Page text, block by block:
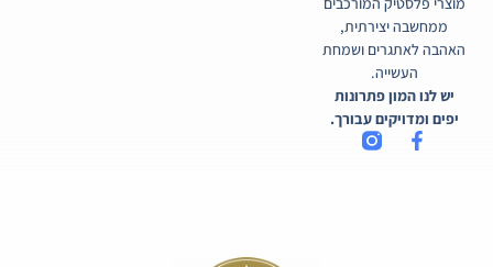
ממחשבה יצירתית,
האהבה לאתגרים ושמחת
העשייה.
יש לנו המון פתרונות
יפים ומדויקים עבורך.